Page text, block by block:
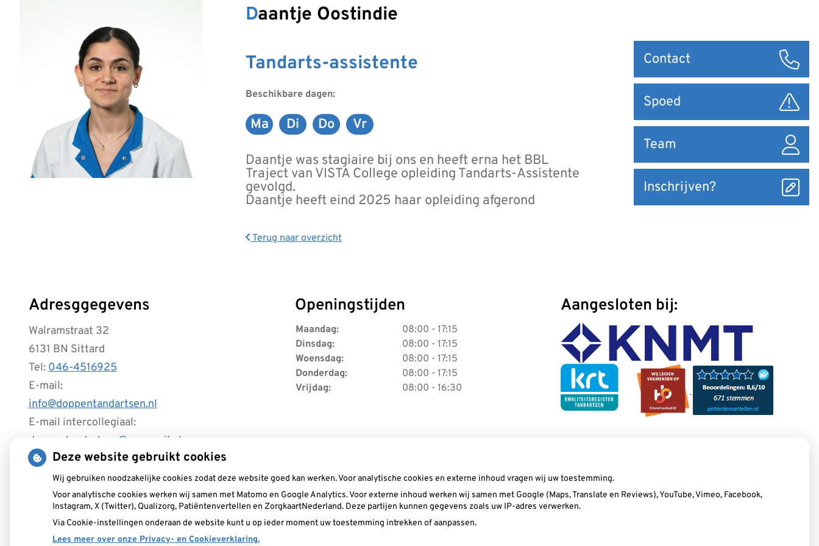
Daantje Oostindie
Tandarts-assistente
Beschikbare dagen:
Maandag
Ma Dinsdag
Di Donderdag
Do Vrijdag
Vr
Daantje was stagiaire bij ons en heeft erna het BBL
Traject van VISTA College opleiding Tandarts-Assistente
gevolgd.
Daantje heeft eind 2025 haar opleiding afgerond
Terug naar overzicht
naar
Contact
Spoed
Team
Inschrijven?
Adresggegevens
Walramstraat 32
6131 BN Sittard
Tel:046-4516925
E-mail:
info@doppentandartsen.nl
E-mail intercollegiaal:
doppentandartsen@zorgmail.nl
Openingstijden
Maandag:
08:00 - 17:15
Dinsdag:
08:00 - 17:15
Woensdag:
08:00 - 17:15
Donderdag:
08:00 - 17:15
Vrijdag:
08:00 - 16:30
Aangesloten bij:
Deze website gebruikt cookies
Wij gebruiken noodzakelijke cookies zodat deze website goed kan werken. Voor analytische cookies en externe inhoud vragen wij uw toestemming.
Voor analytische cookies werken wij samen met Matomo en Google Analytics. Voor externe inhoud werken wij samen met Google (Maps, Translate en Reviews), YouTube, Vimeo, Facebook,
Instagram, X (Twitter), Qualizorg, Patiëntenvertellen en ZorgkaartNederland. Deze partijen kunnen gegevens zoals uw IP-adres verwerken.
Via Cookie-instellingen onderaan de website kunt u op ieder moment uw toestemming intrekken of aanpassen.
Lees meer over onze Privacy- en Cookieverklaring.